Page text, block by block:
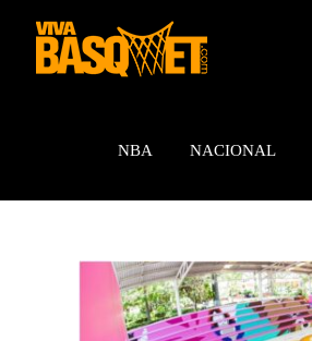
contenido
NBA NACIONAL